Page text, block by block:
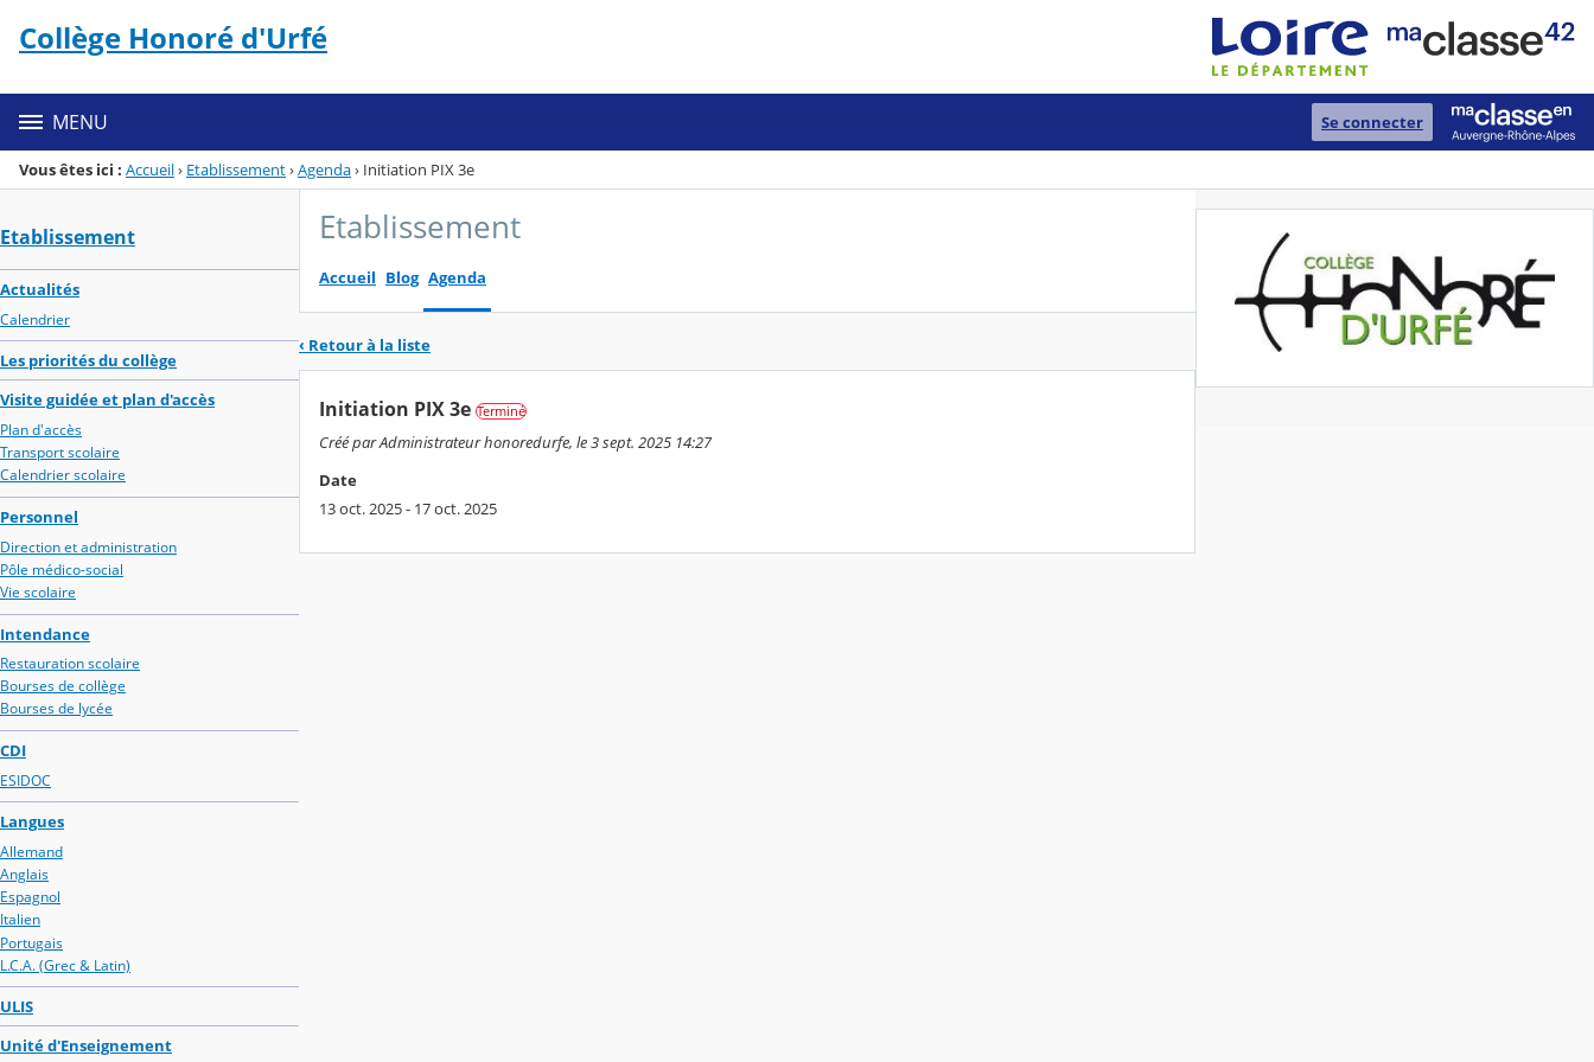
Menu de la rubrique
Contenu
Collège Honoré d'Urfé
MENU Se connecter
Vous êtes ici : Accueil› Etablissement›Agenda› Initiation PIX 3e
Etablissement
Actualités
Calendrier
Les priorités du collège
Visite guidée et plan d'accès
Plan d'accès
Transport scolaire
Calendrier scolaire
Personnel
Direction et administration
Pôle médico-social
Vie scolaire
Intendance
Restauration scolaire
Bourses de collège
Bourses de lycée
CDI
ESIDOC
Langues
Allemand
Anglais
Espagnol
Italien
Portugais
L.C.A. (Grec & Latin)
ULIS
Unité d'Enseignement
Etablissement
Accueil Blog Agenda
‹ Retour à la liste
Initiation PIX 3e Terminé
Créé par Administrateur honoredurfe, le 3 sept. 2025 14:27
Date
13 oct. 2025 - 17 oct. 2025